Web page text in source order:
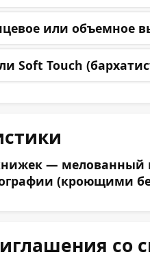
или объемное
Soft Touch
— мелованный
(кроющими
со